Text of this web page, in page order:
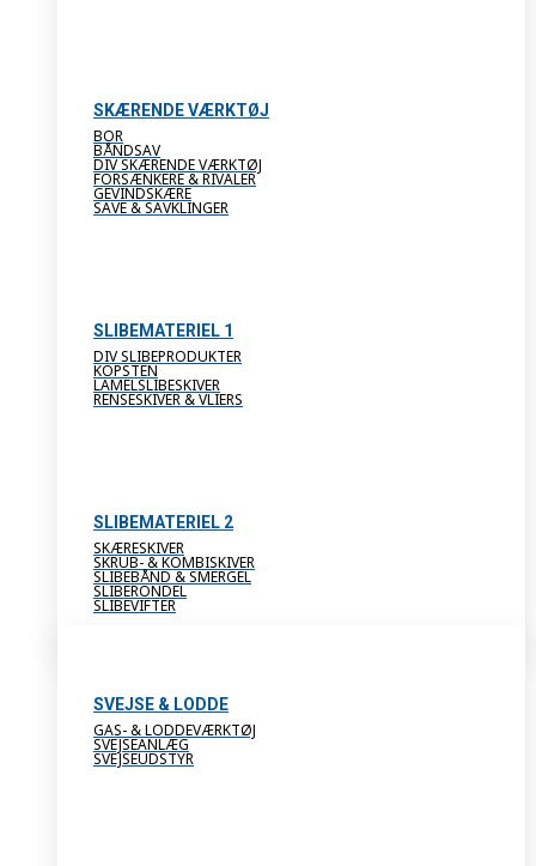
SKÆRENDE VÆRKTØJ
BOR
BÅNDSAV
DIV SKÆRENDE VÆRKTØJ
FORSÆNKERE & RIVALER
GEVINDSKÆRE
SAVE & SAVKLINGER
SLIBEMATERIEL 1
DIV SLIBEPRODUKTER
KOPSTEN
LAMELSLIBESKIVER
RENSESKIVER & VLIERS
SLIBEMATERIEL 2
SKÆRESKIVER
SKRUB- & KOMBISKIVER
SLIBEBÅND & SMERGEL
SLIBERONDEL
SLIBEVIFTER
SVEJSE & LODDE
GAS- & LODDEVÆRKTØJ
SVEJSEANLÆG
SVEJSEUDSTYR